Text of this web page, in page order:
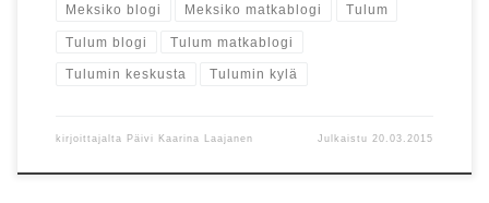
Meksiko blogi Meksiko matkablogi Tulum
Tulum blogi Tulum matkablogi
Tulumin keskusta Tulumin kylä
kirjoittajalta Päivi Kaarina Laajanen Julkaistu 20.03.2015